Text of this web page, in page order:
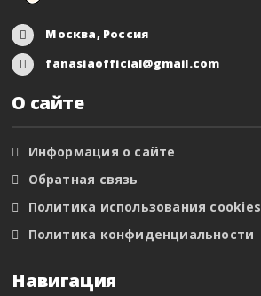
Москва, Россия
fanasiaofficial@gmail.com
О сайте
Информация о сайте
Обратная связь
Политика использования cookies
Политика конфиденциальности
Навигация